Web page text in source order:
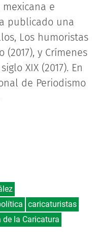
e
publicado una
Los humoristas
(2017), y Crímenes
XIX (2017). En
de Periodismo
caricaturistas
de la Caricatura